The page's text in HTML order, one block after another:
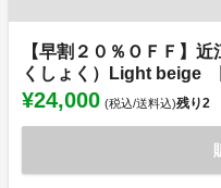
【早割２０％ＯＦＦ】
くしょく）Light beige
¥24,000 (税込/送料込)残り2